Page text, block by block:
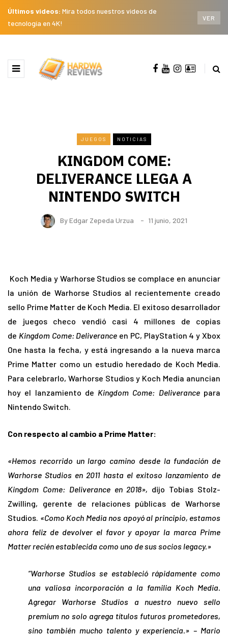
Últimos videos: Mira todos nuestros videos de
tecnología en 4K!
VER
JUEGOS NOTICIAS
KINGDOM COME:
DELIVERANCE LLEGA A
NINTENDO SWITCH
ByEdgar Zepeda Urzua 11 junio, 2021
Koch Media y Warhorse Studios se complace en anunciar
la unión de Warhorse Studios al recientemente creado
sello Prime Matter de Koch Media. El exitoso desarrollador
de juegos checo vendió casi 4 millones de copias
de Kingdom Come: Deliverance en PC, PlayStation 4 y Xbox
One hasta la fecha, y está ingresando a la nueva marca
Prime Matter como un estudio heredado de Koch Media.
Para celebrarlo, Warhorse Studios y Koch Media anuncian
hoy el lanzamiento de Kingdom Come: Deliverancepara
Nintendo Switch.
Con respecto al cambio a Prime Matter:
«Hemos recorrido un largo camino desde la fundación de
Warhorse Studios en 2011 hasta el exitoso lanzamiento de
Kingdom Come: Deliverance en 2018», dijo Tobias Stolz-
Zwilling, gerente de relaciones públicas de Warhorse
Studios. «Como Koch Media nos apoyó al principio, estamos
ahora feliz de devolver el favor y apoyar la marca Prime
Matter recién establecida como uno de sus socios legacy.»
“Warhorse Studios se estableció rápidamente como
una valiosa incorporación a la familia Koch Media.
Agregar Warhorse Studios a nuestro nuevo sello
premium no solo agrega títulos futuros prometedores,
sino también mucho talento y experiencia.» – Mario